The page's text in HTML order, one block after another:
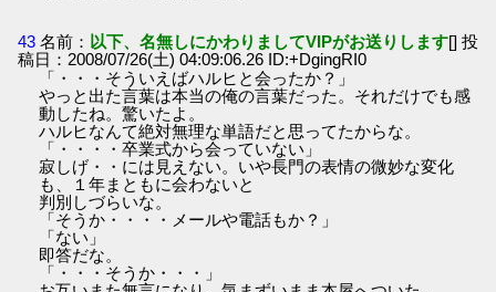
43 名前： 以下、名無しにかわりましてVIPがお送りします[] 投
稿日：2008/07/26(土) 04:09:06.26 ID:+DgingRI0
「・・・そういえばハルヒと会ったか？」
やっと出た言葉は本当の俺の言葉だった。それだけでも感
動したね。驚いたよ。
ハルヒなんて絶対無理な単語だと思ってたからな。
「・・・・卒業式から会っていない」
寂しげ・・には見えない。いや長門の表情の微妙な変化
も、１年まともに会わないと
判別しづらいな。
「そうか・・・・メールや電話もか？」
「ない」
即答だな。
「・・・そうか・・・」